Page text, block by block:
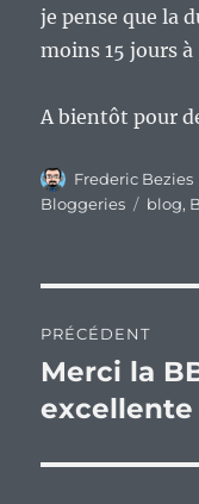
je pense que la
moins 15 jours à
A bientôt pour
Auteur
Frederic Bezies
Bloggeries
blog,
de
l’article
PRÉCÉDENT
Publication
précédente :
Merci la